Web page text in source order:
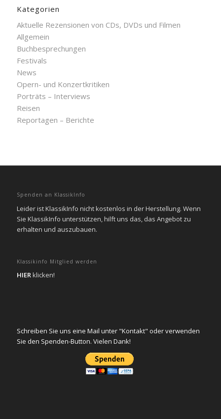
Kategorien
Aktuelle Rezensionen von CDs, DVDs und Filmen
Allgemein
Buchbesprechungen
Festivals
News
Opern- und Konzertkritiken
Porträts – Interviews
Reisen
Reportagen – Berichte
Spenden an KlassikInfo
Leider ist KlassikInfo nicht kostenlos in der Herstellung. Wenn
Sie KlassikInfo unterstützen, hilft uns das, das Angebot zu
erhalten und auszubauen.
Klassikinfo Mitglied werden
HIERklicken!
Schreiben Sie uns eine Mail unter "Kontakt" oder verwenden
Sie den Spenden-Button. Vielen Dank!